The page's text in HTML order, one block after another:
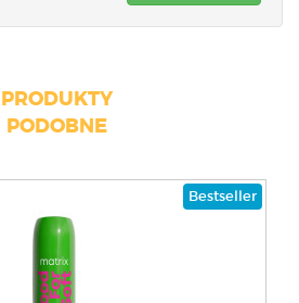
PRODUKTY
PODOBNE
Bestseller